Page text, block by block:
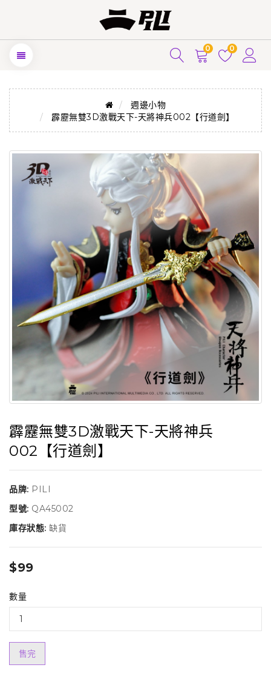
0 0
週邊小物
霹靂無雙3D激戰天下-天將神兵002【行道劍】
霹靂無雙3D激戰天下-天將神兵
002【行道劍】
品牌: PILI
型號: QA45002
庫存狀態: 缺貨
$99
數量
售完